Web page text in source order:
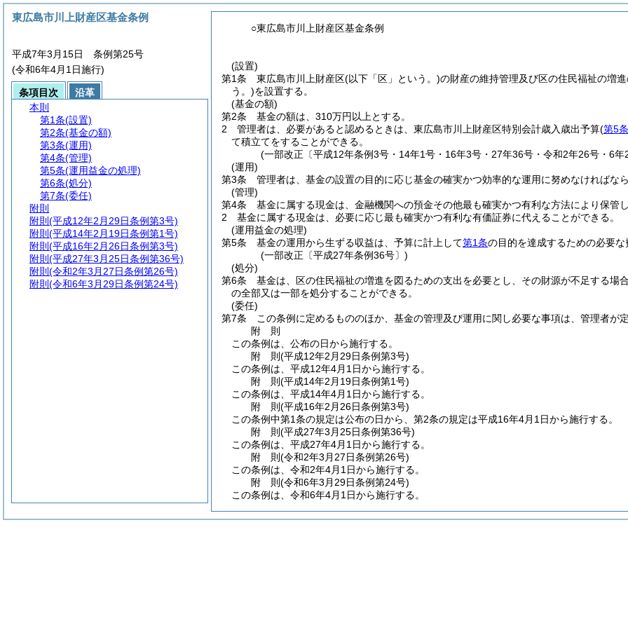
○東広島市川上財産区基金条例
(設置)
第1条
東広島市川上財産区(以下「区」という。)の財産の維持管理及び区の住民福祉の増
う。)を設置する。
(基金の額)
第2条
基金の額は、310万円以上とする。
2
管理者は、必要があると認めるときは、東広島市川上財産区特別会計歳入歳出予算(第5条
て積立てをすることができる。
(一部改正〔平成12年条例3号・14年1号・16年3号・27年36号・令和2年26号・6年
(運用)
第3条
管理者は、基金の設置の目的に応じ基金の確実かつ効率的な運用に努めなければな
(管理)
第4条
基金に属する現金は、金融機関への預金その他最も確実かつ有利な方法により保管
2
基金に属する現金は、必要に応じ最も確実かつ有利な有価証券に代えることができる。
(運用益金の処理)
第5条
基金の運用から生ずる収益は、予算に計上して第1条の目的を達成するための必要
(一部改正〔平成27年条例36号〕)
(処分)
第6条
基金は、区の住民福祉の増進を図るための支出を必要とし、その財源が不足する
の全部又は一部を処分することができる。
(委任)
第7条
この条例に定めるもののほか、基金の管理及び運用に関し必要な事項は、管理者が
附 則
この条例は、公布の日から施行する。
附 則(平成12年2月29日条例第3号)
この条例は、平成12年4月1日から施行する。
附 則(平成14年2月19日条例第1号)
この条例は、平成14年4月1日から施行する。
附 則(平成16年2月26日条例第3号)
この条例中第1条の規定は公布の日から、第2条の規定は平成16年4月1日から施行する。
附 則(平成27年3月25日条例第36号)
この条例は、平成27年4月1日から施行する。
附 則(令和2年3月27日条例第26号)
この条例は、令和2年4月1日から施行する。
附 則(令和6年3月29日条例第24号)
この条例は、令和6年4月1日から施行する。
東広島市川上財産区基金条例
平成7年3月15日 条例第25号
(令和6年4月1日施行)
条項目次
沿革
本則
第1条(設置)
第2条(基金の額)
第3条(運用)
第4条(管理)
第5条(運用益金の処理)
第6条(処分)
第7条(委任)
附則
附則 (平成12年2月29日条例第3号)
附則 (平成14年2月19日条例第1号)
附則 (平成16年2月26日条例第3号)
附則 (平成27年3月25日条例第36号)
附則 (令和2年3月27日条例第26号)
附則 (令和6年3月29日条例第24号)